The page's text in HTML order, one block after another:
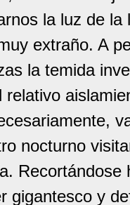
la luz de
extraño. A
la temida
relativo
nocturno
Recortándose
gigantesco y